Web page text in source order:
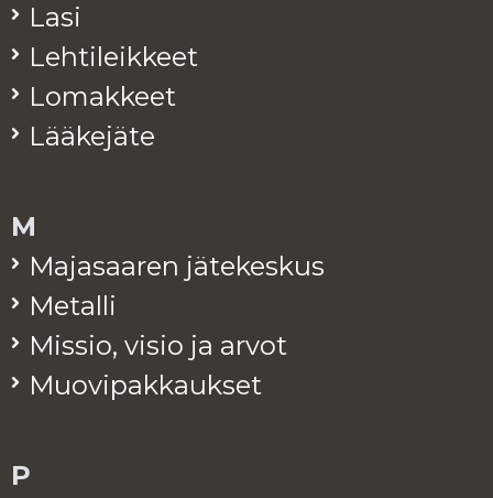
Lasi
Leh­ti­leik­keet
Lo­mak­keet
Lää­ke­jä­te
M
Ma­ja­saa­ren jä­te­kes­kus
Me­tal­li
Mis­sio, visio ja arvot
Muo­vi­pak­kauk­set
P